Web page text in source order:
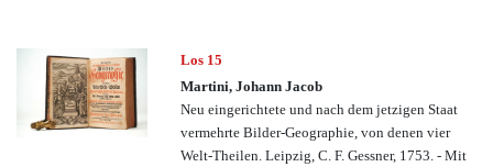
Los 15
Martini, Johann Jacob
Neu eingerichtete und nach dem jetzigen Staat
vermehrte Bilder-Geographie, von denen vier
Welt-Theilen. Leipzig, C. F. Gessner, 1753. - Mit